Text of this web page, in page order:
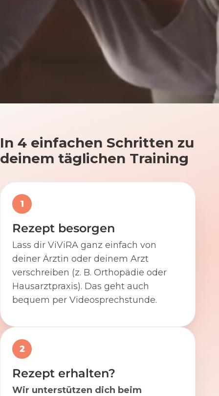
In 4 einfachen Schritten zu
deinem täglichen Training
1
Rezept besorgen
Lass dir ViViRA ganz einfach von
deiner Ärztin oder deinem Arzt
verschreiben (z. B. Orthopädie oder
Hausarztpraxis). Das geht auch
bequem per Videosprechstunde.
2
Rezept erhalten?
Wir unterstützen dich beim